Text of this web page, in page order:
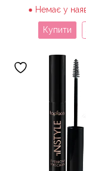
Немає у
Купити